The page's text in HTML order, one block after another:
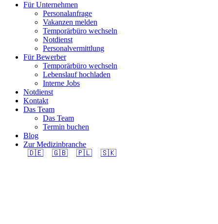
Für Unternehmen
Personalanfrage
Vakanzen melden
Temporärbüro wechseln
Notdienst
Personalvermittlung
Für Bewerber
Temporärbüro wechseln
Lebenslauf hochladen
Interne Jobs
Notdienst
Kontakt
Das Team
Das Team
Termin buchen
Blog
Zur Medizinbranche
🇩🇪
🇬🇧 🇵🇱 🇸🇰